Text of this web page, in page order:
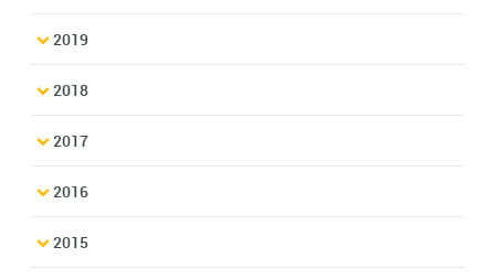
2019
2018
2017
2016
2015